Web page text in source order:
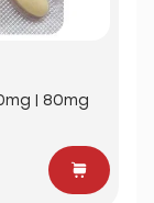
| 80mg